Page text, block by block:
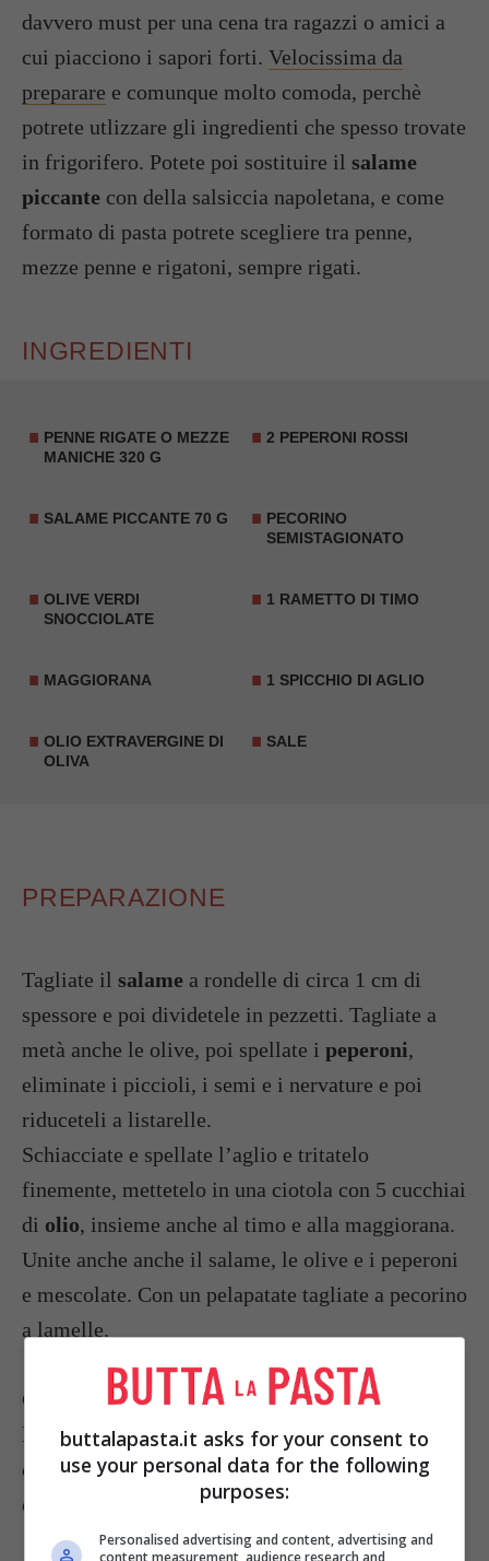
davvero must per una cena tra ragazzi o amici a
cui piacciono i sapori forti. Velocissima da
preparare e comunque molto comoda, perchè
potrete utlizzare gli ingredienti che spesso trovate
in frigorifero. Potete poi sostituire il salame
piccante con della salsiccia napoletana, e come
formato di pasta potrete scegliere tra penne,
mezze penne e rigatoni, sempre rigati.
INGREDIENTI
PENNE RIGATE O MEZZE
MANICHE 320 G
2 PEPERONI ROSSI
SALAME PICCANTE 70 G
PECORINO
SEMISTAGIONATO
OLIVE VERDI
SNOCCIOLATE
1 RAMETTO DI TIMO
MAGGIORANA 1 SPICCHIO DI AGLIO
OLIO EXTRAVERGINE DI
OLIVA
SALE
PREPARAZIONE
Tagliate il salame a rondelle di circa 1 cm di
spessore e poi dividetele in pezzetti. Tagliate a
metà anche le olive, poi spellate i peperoni,
eliminate i piccioli, i semi e i nervature e poi
riduceteli a listarelle.
Schiacciate e spellate l’aglio e tritatelo
finemente, mettetelo in una ciotola con 5 cucchiai
di olio, insieme anche al timo e alla maggiorana.
Unite anche anche il salame, le olive e i peperoni
e mescolate. Con un pelapatate tagliate a pecorino
a lamelle.
Cuocete la pasta al dente in acqua salata,scolate
la pasta e mettetela nella ciotola con il
condimento preparato, mescolate, poi completate
con il pecorino a lamelle e servite.
buttalapasta.it asks for your consent to
use your personal data for the following
purposes:
Personalised advertising and content, advertising and
content measurement, audience research and